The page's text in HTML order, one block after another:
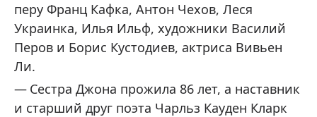
перу Франц Кафка, Антон Чехов, Леся
Украинка, Илья Ильф, художники Василий
Перов и Борис Кустодиев, актриса Вивьен
Ли.
Сестра Джона прожила 86 лет, а наставник
и старший друг поэта Чарльз Кауден Кларк